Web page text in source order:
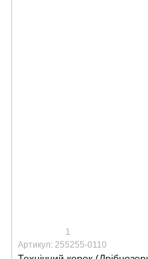
1
Артикул: 255255-0110